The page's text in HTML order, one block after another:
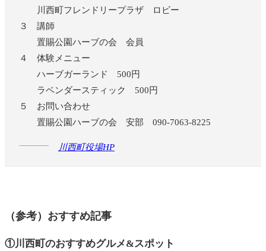
川西町フレンドリープラザ ロビー
３ 講師
置賜公園ハーブの会 会員
４ 体験メニュー
ハーブガーランド 500円
ラベンダースティック 500円
５ お問い合わせ
置賜公園ハーブの会 安部 090-7063-8225
川西町役場HP
（参考）おすすめ記事
①川西町のおすすめグルメ&スポット